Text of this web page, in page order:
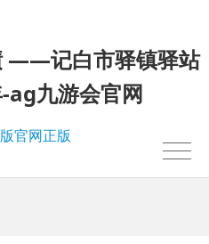
——记白市驿镇驿站
ag九游会官网
官网正版